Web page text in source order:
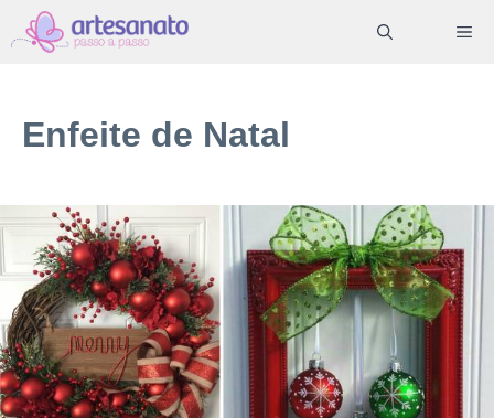
Pular
para
conteúdo
Enfeite de Natal